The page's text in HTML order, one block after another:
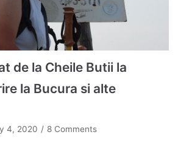
de la Cheile Butii la
la Bucura si alte
4, 2020 8 Comments